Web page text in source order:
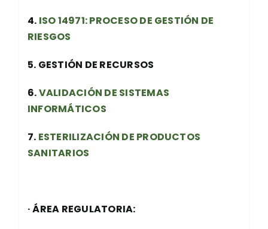
4. ISO 14971: PROCESO DE GESTIÓN DE
RIESGOS
5. GESTIÓN DE RECURSOS
6.VALIDACIÓN DE SISTEMAS
INFORMÁTICOS
7. ESTERILIZACIÓN DE PRODUCTOS
SANITARIOS
· ÁREA REGULATORIA: